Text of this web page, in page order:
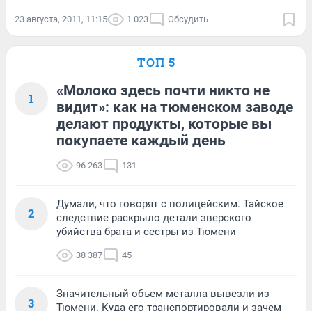
23 августа, 2011, 11:15 1 023 Обсудить
ТОП 5
1
«Молоко здесь почти никто не
видит»: как на тюменском заводе
делают продукты, которые вы
покупаете каждый день
96 263 131
2
Думали, что говорят с полицейским. Тайское
следствие раскрыло детали зверского
убийства брата и сестры из Тюмени
38 387 45
3
Значительный объем металла вывезли из
Тюмени. Куда его транспортировали и зачем